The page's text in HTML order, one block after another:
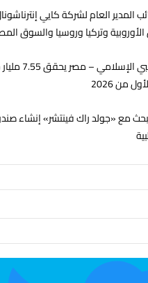
المدير العام لشركة كايي
وتركيا وروسيا والسوق
مصرف أبوظبي
من 2026
مع «جولد راك فينتشر» إنشاء